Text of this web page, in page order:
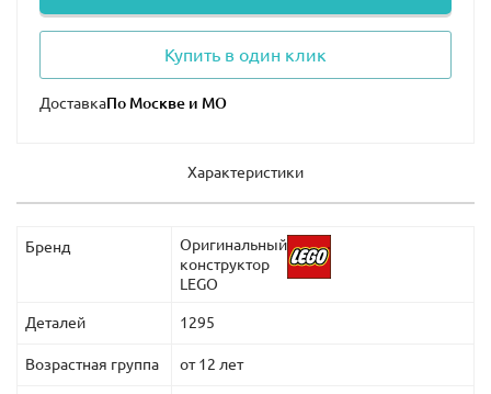
Купить в один клик
Доставка
Характеристики
Бренд
Оригинальный
конструктор
LEGO
Деталей 1295
Возрастная группа от 12 лет